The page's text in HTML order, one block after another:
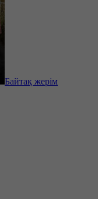
Байтақ жерім